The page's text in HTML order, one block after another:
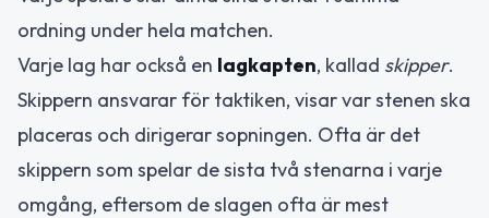
ordning under hela matchen.
Varje lag har också en lagkapten, kallad skipper.
Skippern ansvarar för taktiken, visar var stenen ska
placeras och dirigerar sopningen. Ofta är det
skippern som spelar de sista två stenarna i varje
omgång, eftersom de slagen ofta är mest